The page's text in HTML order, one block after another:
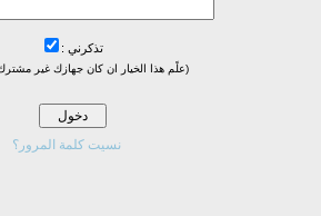
تذكرني :
(علًم هذا الخيار ان كان جهازك غير
نسيت كلمة المرور؟